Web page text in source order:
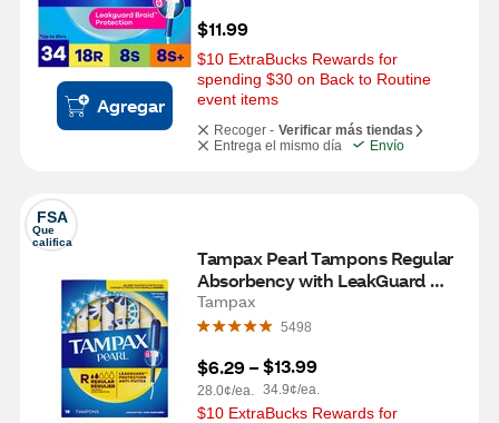
Agregar
$11.99
$10 ExtraBucks Rewards for
spending $30 on Back to Routine
event items
Recoger - Verificar más tiendas
Entrega el mismo día
Envío
FSA
Que
califica
Tampax Pearl Tampons Regular
Absorbency with LeakGuard
Braid, Unscented, 18 Count
Tampax
5498
$6.29 –
28.0¢/ea.
$13.99
34.9¢/ea.
$10 ExtraBucks Rewards for